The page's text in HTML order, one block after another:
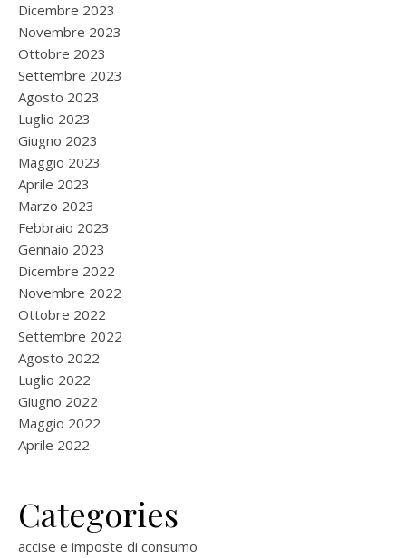
Dicembre 2023
Novembre 2023
Ottobre 2023
Settembre 2023
Agosto 2023
Luglio 2023
Giugno 2023
Maggio 2023
Aprile 2023
Marzo 2023
Febbraio 2023
Gennaio 2023
Dicembre 2022
Novembre 2022
Ottobre 2022
Settembre 2022
Agosto 2022
Luglio 2022
Giugno 2022
Maggio 2022
Aprile 2022
Categories
accise e imposte di consumo